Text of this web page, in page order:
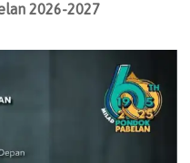
2026-2027